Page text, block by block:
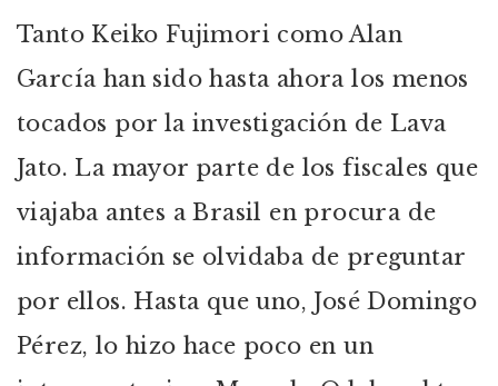
Tanto Keiko Fujimori como Alan
García han sido hasta ahora los menos
tocados por la investigación de Lava
Jato. La mayor parte de los fiscales que
viajaba antes a Brasil en procura de
información se olvidaba de preguntar
por ellos. Hasta que uno, José Domingo
Pérez, lo hizo hace poco en un